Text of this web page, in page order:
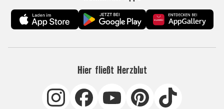
Hier fließt Herzblut